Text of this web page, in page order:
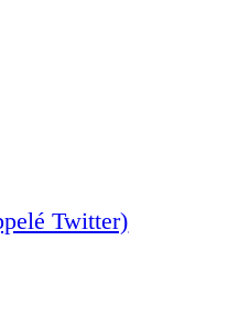
Twitter)